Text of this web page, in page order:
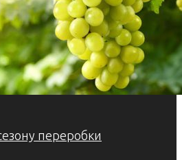
переробки